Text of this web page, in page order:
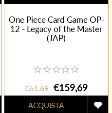
One Piece Card Game OP-
12 - Legacy of the Master
(JAP)
€61,69 €159,69